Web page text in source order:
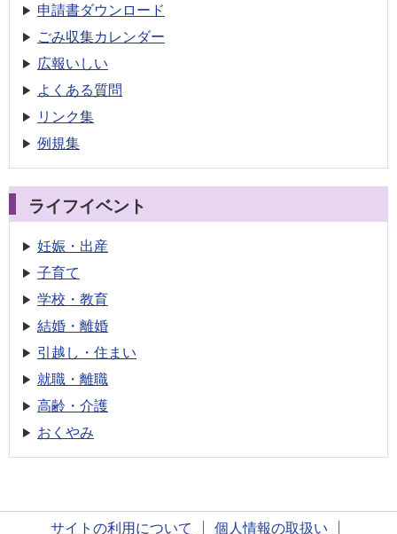
申請書ダウンロード
ごみ収集カレンダー
広報いしい
よくある質問
リンク集
例規集
ライフイベント
妊娠・出産
子育て
学校・教育
結婚・離婚
引越し・住まい
就職・離職
高齢・介護
おくやみ
サイトの利用について
個人情報の取扱い